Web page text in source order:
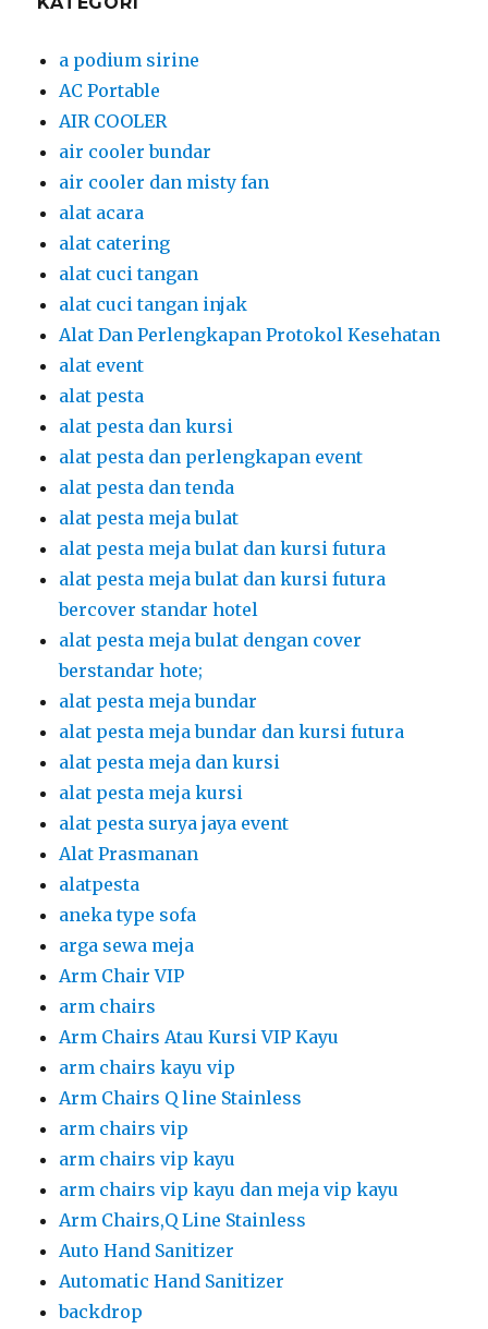
a podium sirine
AC Portable
AIR COOLER
air cooler bundar
air cooler dan misty fan
alat acara
alat catering
alat cuci tangan
alat cuci tangan injak
Alat Dan Perlengkapan Protokol Kesehatan
alat event
alat pesta
alat pesta dan kursi
alat pesta dan perlengkapan event
alat pesta dan tenda
alat pesta meja bulat
alat pesta meja bulat dan kursi futura
alat pesta meja bulat dan kursi futura
bercover standar hotel
alat pesta meja bulat dengan cover
berstandar hote;
alat pesta meja bundar
alat pesta meja bundar dan kursi futura
alat pesta meja dan kursi
alat pesta meja kursi
alat pesta surya jaya event
Alat Prasmanan
alatpesta
aneka type sofa
arga sewa meja
Arm Chair VIP
arm chairs
Arm Chairs Atau Kursi VIP Kayu
arm chairs kayu vip
Arm Chairs Q line Stainless
arm chairs vip
arm chairs vip kayu
arm chairs vip kayu dan meja vip kayu
Arm Chairs,Q Line Stainless
Auto Hand Sanitizer
Automatic Hand Sanitizer
backdrop